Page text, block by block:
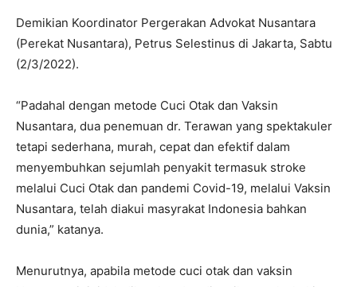
Demikian Koordinator Pergerakan Advokat Nusantara
(Perekat Nusantara), Petrus Selestinus di Jakarta, Sabtu
(2/3/2022).
“Padahal dengan metode Cuci Otak dan Vaksin
Nusantara, dua penemuan dr. Terawan yang spektakuler
tetapi sederhana, murah, cepat dan efektif dalam
menyembuhkan sejumlah penyakit termasuk stroke
melalui Cuci Otak dan pandemi Covid-19, melalui Vaksin
Nusantara, telah diakui masyrakat Indonesia bahkan
dunia,” katanya.
Menurutnya, apabila metode cuci otak dan vaksin